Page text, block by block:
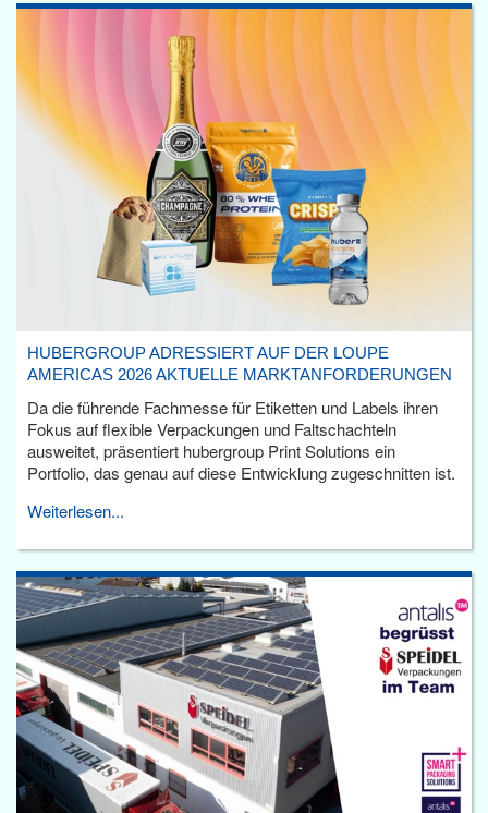
HUBERGROUP ADRESSIERT AUF DER LOUPE
AMERICAS 2026 AKTUELLE MARKTANFORDERUNGEN
Da die führende Fachmesse für Etiketten und Labels ihren
Fokus auf flexible Verpackungen und Faltschachteln
ausweitet, präsentiert hubergroup Print Solutions ein
Portfolio, das genau auf diese Entwicklung zugeschnitten ist.
Weiterlesen...